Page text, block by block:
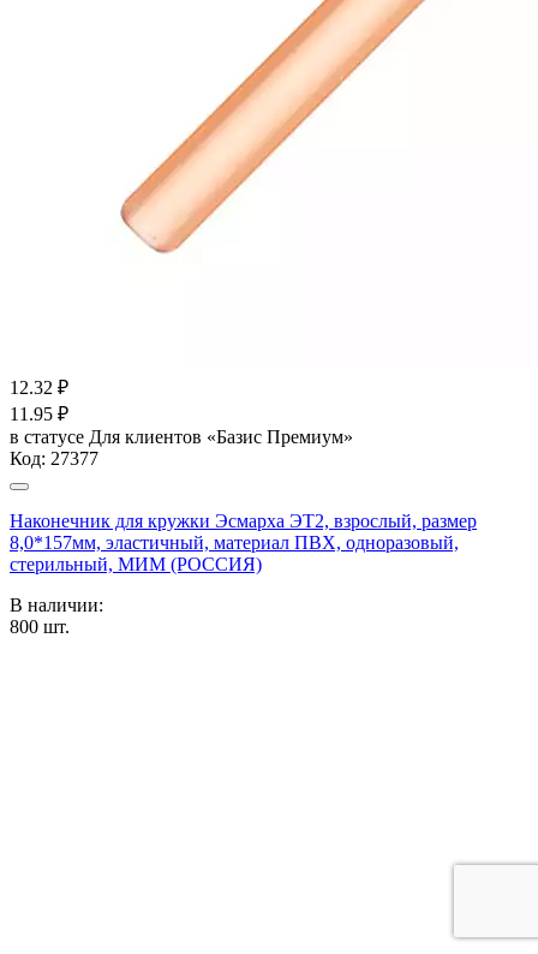
12.32 ₽
11.95 ₽
в статусе Для клиентов «Базис Премиум»
Код: 27377
Наконечник для кружки Эсмарха ЭТ2, взрослый, размер
8,0*157мм, эластичный, материал ПВХ, одноразовый,
стерильный, МИМ (РОССИЯ)
В наличии:
800 шт.